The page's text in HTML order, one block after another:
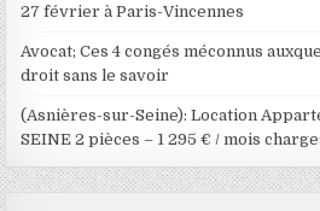
27 février à Paris-Vincennes
Avocat; Ces 4 congés méconnus
droit sans le savoir
(Asnières-sur-Seine): Location
SEINE 2 pièces – 1 295 € / mois